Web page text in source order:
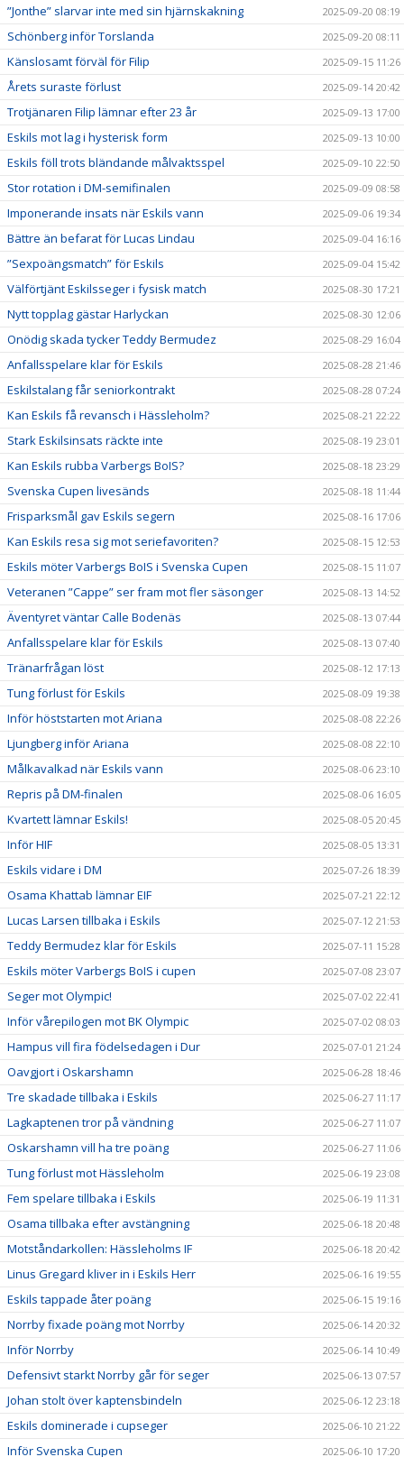
”Jonthe” slarvar inte med sin hjärnskakning 2025-09-20 08:19
Schönberg inför Torslanda 2025-09-20 08:11
Känslosamt förväl för Filip 2025-09-15 11:26
Årets suraste förlust 2025-09-14 20:42
Trotjänaren Filip lämnar efter 23 år 2025-09-13 17:00
Eskils mot lag i hysterisk form 2025-09-13 10:00
Eskils föll trots bländande målvaktsspel 2025-09-10 22:50
Stor rotation i DM-semifinalen 2025-09-09 08:58
Imponerande insats när Eskils vann 2025-09-06 19:34
Bättre än befarat för Lucas Lindau 2025-09-04 16:16
”Sexpoängsmatch” för Eskils 2025-09-04 15:42
Välförtjänt Eskilsseger i fysisk match 2025-08-30 17:21
Nytt topplag gästar Harlyckan 2025-08-30 12:06
Onödig skada tycker Teddy Bermudez 2025-08-29 16:04
Anfallsspelare klar för Eskils 2025-08-28 21:46
Eskilstalang får seniorkontrakt 2025-08-28 07:24
Kan Eskils få revansch i Hässleholm? 2025-08-21 22:22
Stark Eskilsinsats räckte inte 2025-08-19 23:01
Kan Eskils rubba Varbergs BoIS? 2025-08-18 23:29
Svenska Cupen livesänds 2025-08-18 11:44
Frisparksmål gav Eskils segern 2025-08-16 17:06
Kan Eskils resa sig mot seriefavoriten? 2025-08-15 12:53
Eskils möter Varbergs BoIS i Svenska Cupen 2025-08-15 11:07
Veteranen ”Cappe” ser fram mot fler säsonger 2025-08-13 14:52
Äventyret väntar Calle Bodenäs 2025-08-13 07:44
Anfallsspelare klar för Eskils 2025-08-13 07:40
Tränarfrågan löst 2025-08-12 17:13
Tung förlust för Eskils 2025-08-09 19:38
Inför höststarten mot Ariana 2025-08-08 22:26
Ljungberg inför Ariana 2025-08-08 22:10
Målkavalkad när Eskils vann 2025-08-06 23:10
Repris på DM-finalen 2025-08-06 16:05
Kvartett lämnar Eskils! 2025-08-05 20:45
Inför HIF 2025-08-05 13:31
Eskils vidare i DM 2025-07-26 18:39
Osama Khattab lämnar EIF 2025-07-21 22:12
Lucas Larsen tillbaka i Eskils 2025-07-12 21:53
Teddy Bermudez klar för Eskils 2025-07-11 15:28
Eskils möter Varbergs BoIS i cupen 2025-07-08 23:07
Seger mot Olympic! 2025-07-02 22:41
Inför vårepilogen mot BK Olympic 2025-07-02 08:03
Hampus vill fira födelsedagen i Dur 2025-07-01 21:24
Oavgjort i Oskarshamn 2025-06-28 18:46
Tre skadade tillbaka i Eskils 2025-06-27 11:17
Lagkaptenen tror på vändning 2025-06-27 11:07
Oskarshamn vill ha tre poäng 2025-06-27 11:06
Tung förlust mot Hässleholm 2025-06-19 23:08
Fem spelare tillbaka i Eskils 2025-06-19 11:31
Osama tillbaka efter avstängning 2025-06-18 20:48
Motståndarkollen: Hässleholms IF 2025-06-18 20:42
Linus Gregard kliver in i Eskils Herr 2025-06-16 19:55
Eskils tappade åter poäng 2025-06-15 19:16
Norrby fixade poäng mot Norrby 2025-06-14 20:32
Inför Norrby 2025-06-14 10:49
Defensivt starkt Norrby går för seger 2025-06-13 07:57
Johan stolt över kaptensbindeln 2025-06-12 23:18
Eskils dominerade i cupseger 2025-06-10 21:22
Inför Svenska Cupen 2025-06-10 17:20